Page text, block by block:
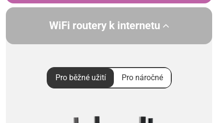
WiFi routery k internetu
Pro běžné užití Pro náročné